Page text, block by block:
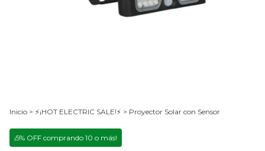
Inicio > ⚡¡HOT ELECTRIC SALE!⚡ > Proyector Solar con Sensor
¡5% OFF comprando 10 o más!